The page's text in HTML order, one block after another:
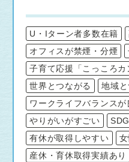
U・Iターン者多数在籍
オフィスが禁煙・分煙
子育て応援「こっころカ
世界とつながる
地域
ワークライフバランスが
やりがいがすごい
有休が取得しやすい
産休・育休取得実績あり